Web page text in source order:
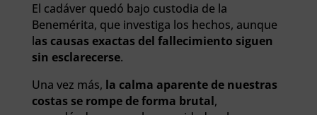
El cadáver quedó bajo custodia de la
Benemérita, que investiga los hechos, aunque
las causas exactas del fallecimiento siguen
sin esclarecerse.
Una vez más, la calma aparente de nuestras
costas se rompe de forma brutal,